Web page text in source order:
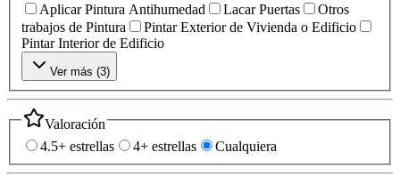
Aplicar Pintura Antihumedad Lacar Puertas
Otros
trabajos de Pintura
Pintar Exterior de Vivienda o Edificio
Pintar Interior de Edificio
Ver más (3)
Valoración
4.5+ estrellas
4+ estrellas Cualquiera